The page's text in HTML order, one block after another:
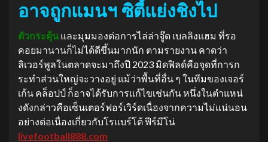
อาจถูกแมนฯ ซิตี้แย่งชิงไป
ตัวกระตุ้น และมุมมองต่อการไล่ล่าจู๊ด เบลลิงแฮม ที่รอ
คอยมานานก็ไม่ได้ดีขึ้นมากนัก ตามรายงาน คาดว่า
ลิเวอร์พูลในตลาดจะมาถึงปี 2023 มิดฟิลด์คือจุดที่การก
ระทําส่วนใหญ่จะวางอยู่ แม้ว่าพื้นที่อื่น ๆ ในทีมของเจอร์
เก้น คล็อปป์ ก็อาจได้รับการแก้ไขเช่นกัน หนึ่งในตําแหน่
งดังกล่าวคือเซ็นเตอร์ฟอร์เวิร์ดเนื่องจากความไม่แน่นอน
อย่างต่อเนื่องเกี่ยวกับโรแบร์โต้ ฟีร์มีโน่
livefootball888.com